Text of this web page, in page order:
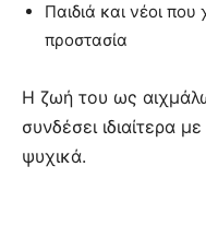
Παιδιά και νέοι που
προστασία
Η ζωή του ως
συνδέσει ιδιαίτερα
ψυχικά.